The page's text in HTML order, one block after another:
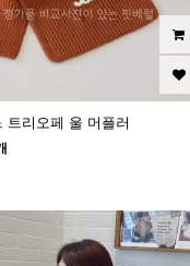
트리오페 울 머플러